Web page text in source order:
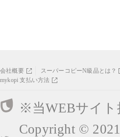
会社概要 スーパーコピーN級品とは？
mykopi 支払い方法
※当WEBサイト
Copyright ©